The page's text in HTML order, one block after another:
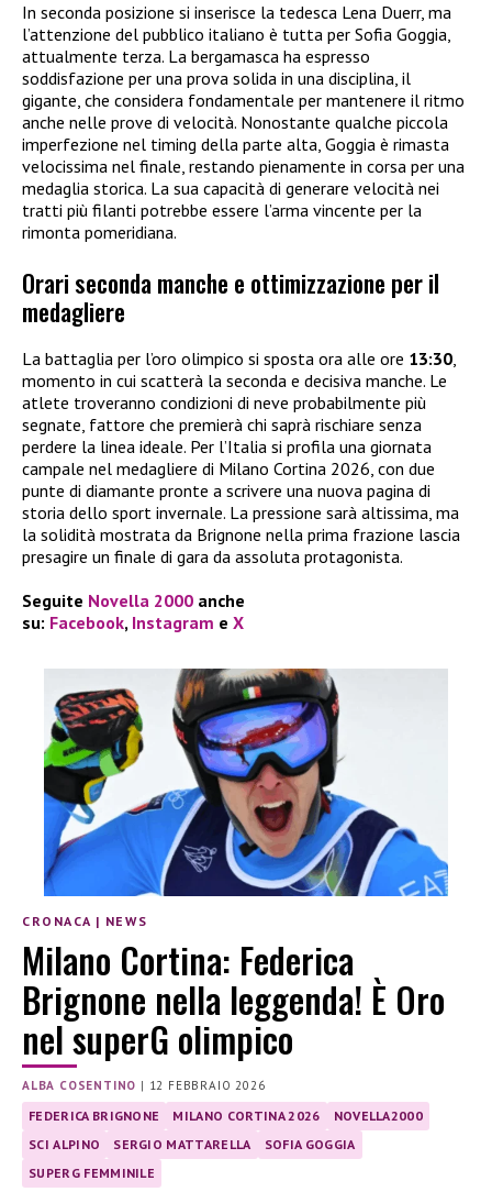
In seconda posizione si inserisce la tedesca Lena Duerr, ma
l’attenzione del pubblico italiano è tutta per Sofia Goggia,
attualmente terza. La bergamasca ha espresso
soddisfazione per una prova solida in una disciplina, il
gigante, che considera fondamentale per mantenere il ritmo
anche nelle prove di velocità. Nonostante qualche piccola
imperfezione nel timing della parte alta, Goggia è rimasta
velocissima nel finale, restando pienamente in corsa per una
medaglia storica. La sua capacità di generare velocità nei
tratti più filanti potrebbe essere l’arma vincente per la
rimonta pomeridiana.
Orari seconda manche e ottimizzazione per il
medagliere
La battaglia per l’oro olimpico si sposta ora alle ore 13:30
momento in cui scatterà la seconda e decisiva manche. Le
atlete troveranno condizioni di neve probabilmente più
segnate, fattore che premierà chi saprà rischiare senza
perdere la linea ideale. Per l’Italia si profila una giornata
campale nel medagliere di Milano Cortina 2026, con due
punte di diamante pronte a scrivere una nuova pagina di
storia dello sport invernale. La pressione sarà altissima, ma
la solidità mostrata da Brignone nella prima frazione lascia
presagire un finale di gara da assoluta protagonista.
Seguite Novella 2000 anche
su: Facebook, Instagram e X
CRONACA | NEWS
Milano Cortina: Federica
Brignone nella leggenda! È Oro
nel superG olimpico
ALBA COSENTINO | 12 FEBBRAIO 2026
FEDERICA BRIGNONE MILANO CORTINA 2026
NOVELLA2000
SCI ALPINO
SERGIO MATTARELLA
SOFIA GOGGIA
SUPERG FEMMINILE